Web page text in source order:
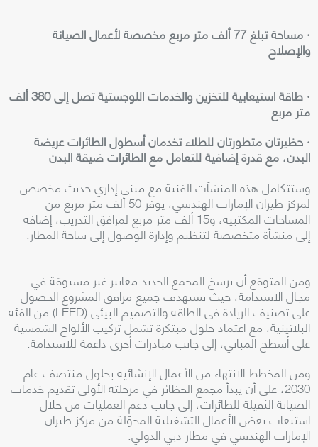
· مساحة تبلغ 77 ألف متر مربع مخصصة لأعمال الصيانة
والإصلاح
· طاقة استيعابية للتخزين والخدمات اللوجستية تصل إلى 380 ألف
متر مربع
· حظيرتان متطورتان للطلاء تخدمان أسطول الطائرات عريضة
البدن، مع قدرة إضافية للتعامل مع الطائرات ضيقة البدن
وستتكامل هذه المنشآت الفنية مع مبنى إداري حديث مخصص
لمركز طيران الإمارات الهندسي، يوفر 50 ألف متر مربع من
المساحات المكتبية، و15 ألف متر مربع لمرافق التدريب، إضافة
إلى منشأة متخصصة لتنظيم وإدارة الوصول إلى ساحة المطار.
ومن المتوقع أن يرسخ المجمع الجديد معايير غير مسبوقة في
مجال الاستدامة، حيث تستهدف جميع مرافق المشروع الحصول
على تصنيف الريادة في الطاقة والتصميم البيئي (LEED) من الفئة
البلاتينية، مع اعتماد حلول مبتكرة تشمل تركيب الألواح الشمسية
على أسطح المباني، إلى جانب مبادرات أخرى داعمة للاستدامة.
ومن المخطط الانتهاء من الأعمال الإنشائية بحلول منتصف عام
2030، على أن يبدأ مجمع الحظائر في مرحلته الأولى تقديم خدمات
الصيانة الثقيلة للطائرات، إلى جانب دعم العمليات من خلال
استيعاب بعض الأعمال التشغيلية المحوّلة من مركز طيران
الإمارات الهندسي في مطار دبي الدولي.